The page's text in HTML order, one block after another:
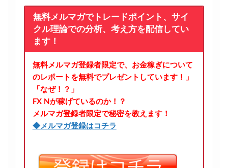
無料メルマガでトレードポイント、サイ
クル理論での分析、考え方を配信してい
ます！
無料メルマガ登録者限定で、お金稼ぎについて
のレポートを無料でプレゼントしています！」
「なぜ！？」
FX Nが稼げているのか！？
メルマガ登録者限定で秘密を教えます！
◆メルマガ登録はコチラ